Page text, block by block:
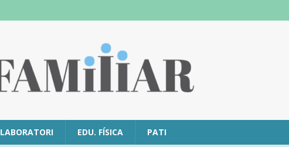
LABORATORI EDU. FÍSICA PATI